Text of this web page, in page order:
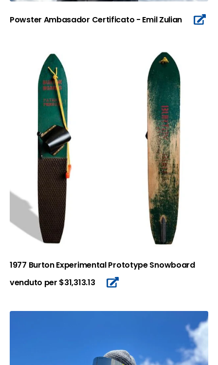
Powster Ambasador Certificato - Emil Zulian
1977 Burton Experimental Prototype Snowboard
venduto per $31,313.13